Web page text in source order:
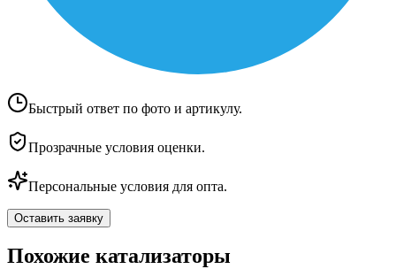
Быстрый ответ по фото и артикулу.
Прозрачные условия оценки.
Персональные условия для опта.
Оставить заявку
Похожие катализаторы